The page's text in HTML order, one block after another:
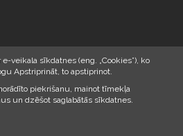
veikala sīkdatnes (eng. „Cookies”), ko
Apstriprināt, to apstiprinot.
piekrišanu, mainot tīmekļa
un dzēšot saglabātās sīkdatnes.